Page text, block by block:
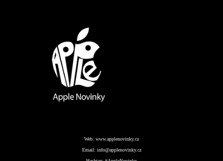
Web: www.applenovinky.cz
Email: info@applenovinky.cz